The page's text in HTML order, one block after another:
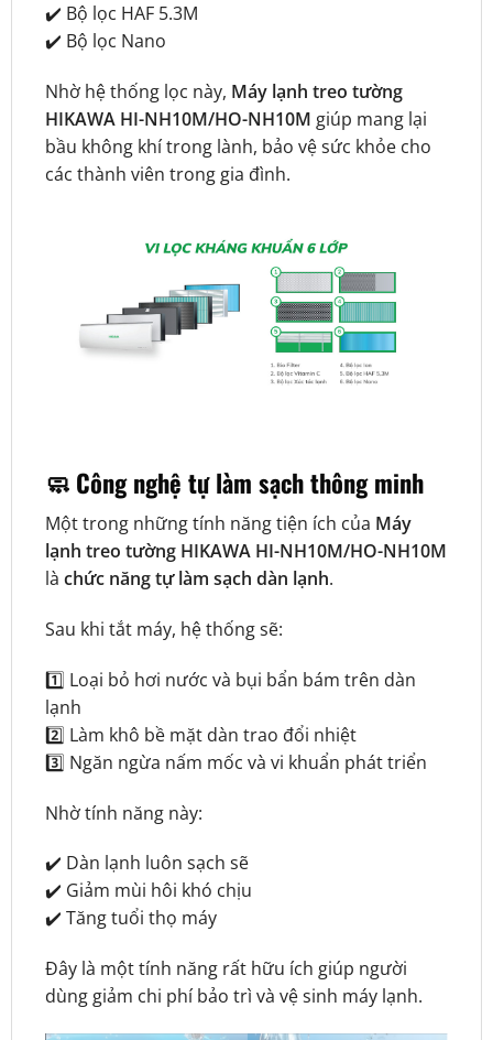
✔️ Bộ lọc HAF 5.3M
✔️ Bộ lọc Nano
Nhờ hệ thống lọc này, Máy lạnh treo tường
HIKAWA HI-NH10M/HO-NH10M giúp mang lại
bầu không khí trong lành, bảo vệ sức khỏe cho
các thành viên trong gia đình.
🧼 Công nghệ tự làm sạch thông minh
Một trong những tính năng tiện ích của Máy
lạnh treo tường HIKAWA HI-NH10M/HO-NH10M
là chức năng tự làm sạch dàn lạnh.
Sau khi tắt máy, hệ thống sẽ:
1️⃣ Loại bỏ hơi nước và bụi bẩn bám trên dàn
lạnh
2️⃣ Làm khô bề mặt dàn trao đổi nhiệt
3️⃣ Ngăn ngừa nấm mốc và vi khuẩn phát triển
Nhờ tính năng này:
✔️ Dàn lạnh luôn sạch sẽ
✔️ Giảm mùi hôi khó chịu
✔️ Tăng tuổi thọ máy
Đây là một tính năng rất hữu ích giúp người
dùng giảm chi phí bảo trì và vệ sinh máy lạnh.